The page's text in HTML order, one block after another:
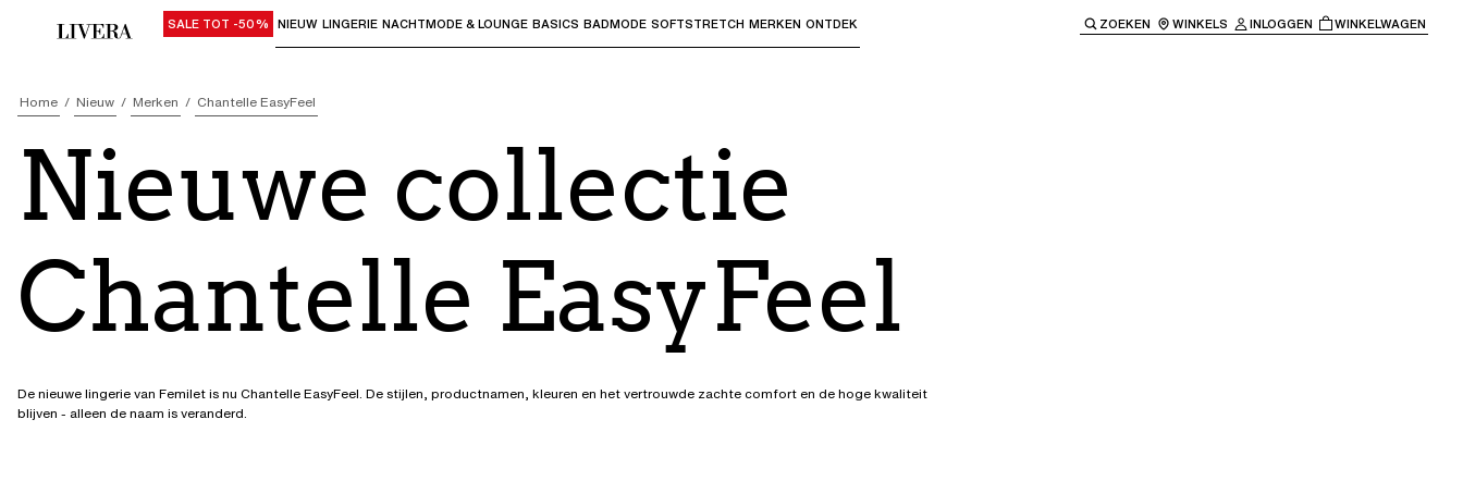
Gebruik "Pijl omlaag" of "Enter" om submenu's te openen en "Pijl omhoog" of "Escape" om terug te keren naar de hoofdnavigatie.
SALE TOT -50% NIEUW LINGERIE NACHTMODE & LOUNGE BASICS BADMODE SOFTSTRETCH MERKEN ONTDEK ZOEKEN WINKELS INLOGGEN WINKELWAGEN
Home Nieuw Merken Chantelle EasyFeel
Nieuwe collectie
Chantelle EasyFeel
De nieuwe lingerie van Femilet is nu Chantelle EasyFeel. De stijlen, productnamen, kleuren en het vertrouwde zachte comfort en de hoge kwaliteit
blijven - alleen de naam is veranderd.